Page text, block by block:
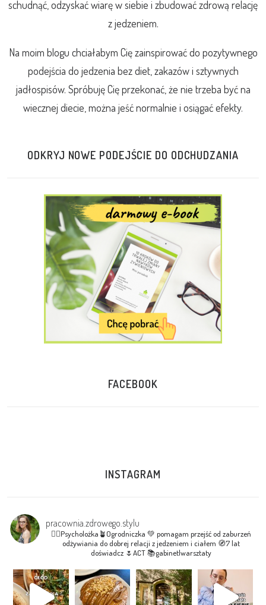
schudnąć, odzyskać wiarę w siebie i zbudować zdrową relację
z jedzeniem.
Na moim blogu chciałabym Cię zainspirować do pozytywnego
podejścia do jedzenia bez diet, zakazów i sztywnych
jadłospisów. Spróbuję Cię przekonać, że nie trzeba być na
wiecznej diecie, można jeść normalnie i osiągać efekty.
ODKRYJ NOWE PODEJŚCIE DO ODCHUDZANIA
FACEBOOK
INSTAGRAM
pracownia.zdrowego.stylu
🧘‍♀Psycholożka🪴Ogrodniczka 💚 pomagam przejść od zaburzeń
odżywiania do dobrej relacji z jedzeniem i ciałem 🧭7 lat
doświadcz🌷ACT📚gabinet|warsztaty